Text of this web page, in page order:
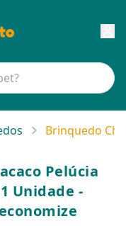
Brinquedo
Pelúcia
Unidade -